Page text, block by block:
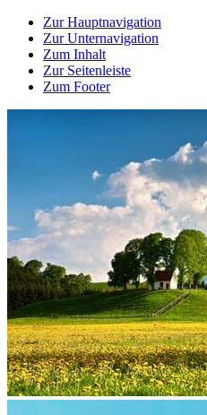
Zur Hauptnavigation
Zur Unternavigation
Zum Inhalt
Zur Seitenleiste
Zum Footer